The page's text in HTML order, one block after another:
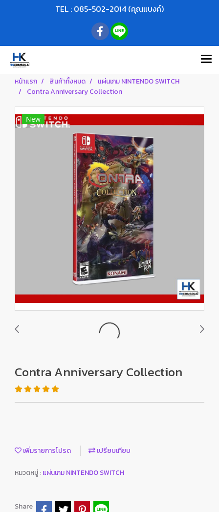
TEL : 085-502-2014 (คุณแบงค์)
หน้าแรก สินค้าทั้งหมด
แผ่นเกม NINTENDO SWITCH
Contra Anniversary Collection
New
Contra Anniversary Collection
เพิ่มรายการโปรด เปรียบเทียบ
หมวดหมู่ :แผ่นเกม NINTENDO SWITCH
Share